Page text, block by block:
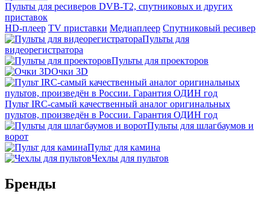
Пульты для ресиверов DVB-T2, спутниковых и других
приставок
HD-плеер TV приставки Медиаплеер Спутниковый ресивер
Пульты для
видеорегистратора
Пульты для проекторов
Очки 3D
Пульт IRC-самый качественный аналог оригинальных
пультов, произведён в России. Гарантия ОДИН год
Пульты для шлагбаумов и
ворот
Пульт для камина
Чехлы для пультов
Бренды